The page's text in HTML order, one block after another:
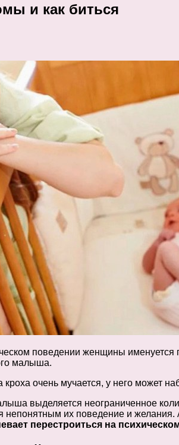
и как биться
поведении женщины
малыша.
очень мучается, у него может
выделяется неограниченное
их поведение и
перестроиться на